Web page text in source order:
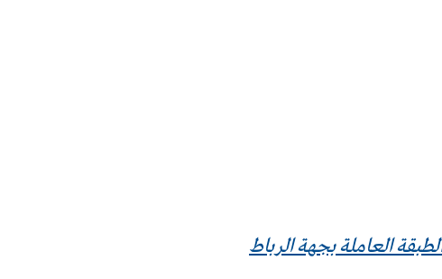
العاملة بجهة الرباط